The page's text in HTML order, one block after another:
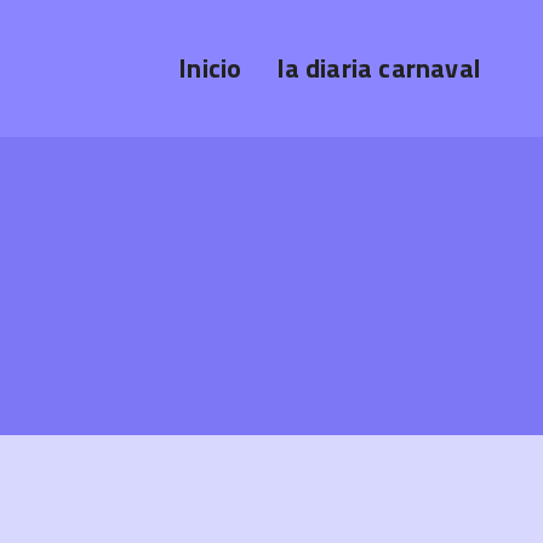
Inicio la diaria carnaval